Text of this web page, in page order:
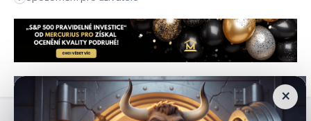
Měnový pár NZD/USD se zastavil těsně před cílem, když
×